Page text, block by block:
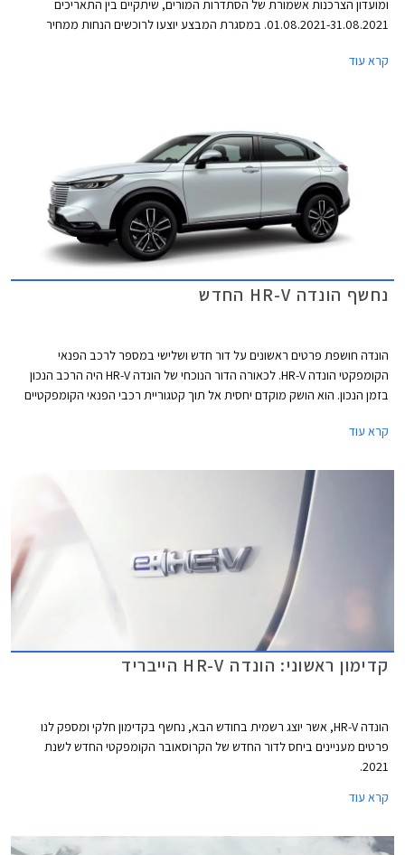
ומועדון הצרכנות אשמורת של הסתדרות המורים, שיתקיים בין התאריכים
01.08.2021-31.08.2021. במסגרת המבצע יוצעו לרוכשים הנחות ממחיר
המשתתפים במבצע.
קרא עוד
נחשף הונדה HR-V החדש
הונדה חושפת פרטים ראשונים על דור חדש ושלישי במספר לרכב הפנאי
הקומפקטי הונדה HR-V. לכאורה הדור הנוכחי של הונדה HR-V היה הרכב הנכון
בזמן הנכון. הוא הושק מוקדם יחסית אל תוך קטגוריית רכבי הפנאי הקומפקטיים
עיצוב אנמי, יחידת הנעה מיושנת, ורמת אבזור נמוכה.
קרא עוד
קדימון ראשוני: הונדה HR-V הייבריד
הונדה HR-V, אשר יוצג רשמית בחודש הבא, נחשף בקדימון חלקי ומספק לנו
פרטים מעניינים ביחס לדור החדש של הקרוסאובר הקומפקטי החדש לשנת
2021.
קרא עוד